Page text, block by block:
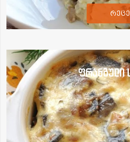
ფრანგული